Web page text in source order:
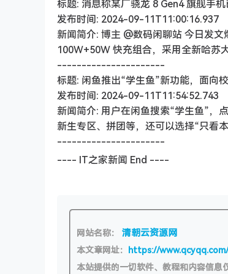
标题: 消息称某厂骁龙 8 Gen4 旗舰手
发布时间: 2024-09-11T11:00:16.937
新闻简介: 博主 @数码闲聊站 今日发
100W+50W 快充组合，采用全新哈苏
----------------------
标题: 闲鱼推出“学生鱼”新功能，面向
发布时间: 2024-09-11T11:54:52.743
新闻简介: 用户在闲鱼搜索“学生鱼”，
新生专区、拼团等，还可以选择“只看
----------------------
---- IT之家新闻 End ----
网站名称： 清朝云资源网
本文章网址： https://
本站提供的一切软件、教程和内容信息